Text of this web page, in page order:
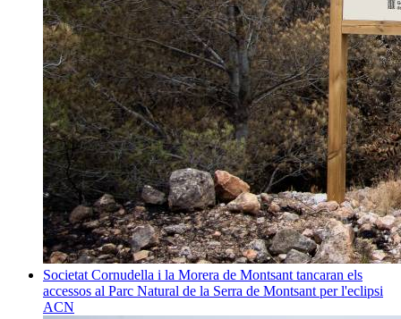
Societat Cornudella i la Morera de Montsant tancaran els
accessos al Parc Natural de la Serra de Montsant per l'eclipsi
ACN